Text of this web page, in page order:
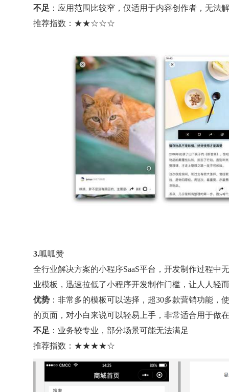
不足 ：应用范围比较窄，仅适用于内容创作者，无法
推荐指数：★★☆☆☆
3.呱呱赞
全行业解决方案的小程序SaaS平台，开发制作过程
业模板，迅速拉低了小程序开发制作门槛，让人人轻
优势 ：非常多的模板可以选择，超30多款营销功能
的页面，对小白来说可以轻易上手，非常适合用于做
不足 ：业务较专业，部分场景可能无法满足
推荐指数：★★★★☆